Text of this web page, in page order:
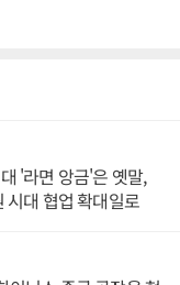
'라면 앙금'은 옛말,
시대 협업 확대일로